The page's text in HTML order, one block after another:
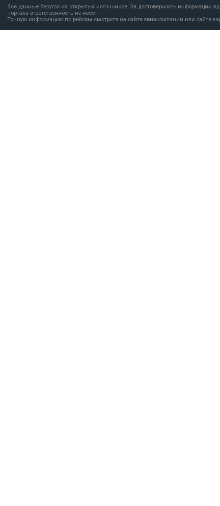
Все данные берутся из открытых источников. За достоверность информации
портала ответственность не несет.
Точную информацию по рейсам смотрите на сайте авиакомпании или сайте